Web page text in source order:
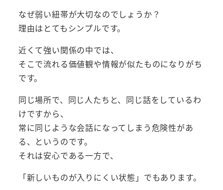
なぜ弱い紐帯が大切なのでしょうか？
理由はとてもシンプルです。
近くて強い関係の中では、
そこで流れる価値観や情報が似たものになりがち
です。
同じ場所で、同じ人たちと、同じ話をしているわ
けですから、
常に同じような会話になってしまう危険性があ
る、というのです。
それは安心である一方で、
「新しいものが入りにくい状態」でもあります。